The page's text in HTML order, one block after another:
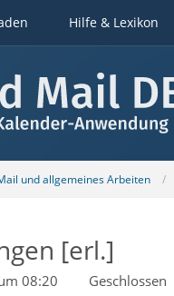
Hilfe & Lexikon
und allgemeines Arbeiten
[erl.]
08:20 Geschlossen